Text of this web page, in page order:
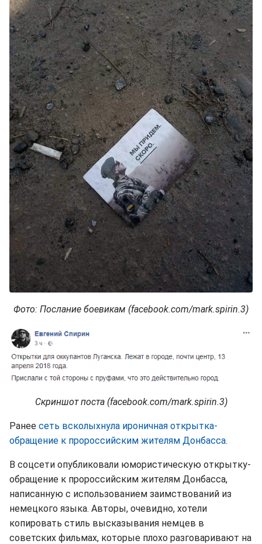
Фото: Послание боевикам (facebook.com/mark.spirin.3)
Скриншот поста (facebook.com/mark.spirin.3)
Ранее сеть всколыхнула ироничная открытка-
обращение к пророссийским жителям Донбасса.
В соцсети опубликовали юмористическую открытку-
обращение к пророссийским жителям Донбасса,
написанную с использованием заимствований из
немецкого языка. Авторы, очевидно, хотели
копировать стиль высказывания немцев в
советских фильмах, которые плохо разговаривают на